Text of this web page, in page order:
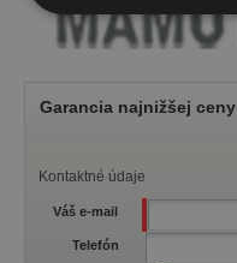
Garancia najnižšej ceny
Kontaktné údaje
Váš e-mail
Telefón